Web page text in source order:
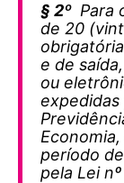
§ 2º Para
de 20
e de
ou
expedidas
período
pela Lei